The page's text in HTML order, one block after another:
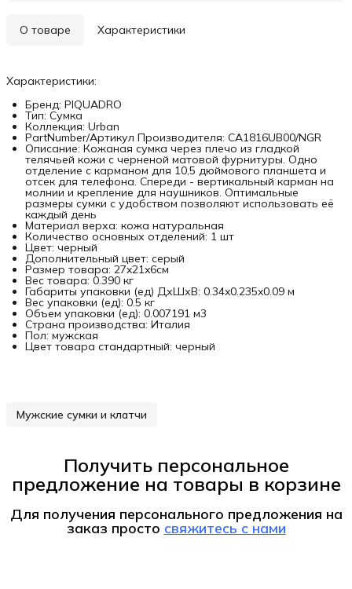
О товаре Характеристики
Характеристики:
Бренд: PIQUADRO
Тип: Сумка
Коллекция: Urban
PartNumber/Артикул Производителя: CA1816UB00/NGR
Описание: Кожаная сумка через плечо из гладкой
телячьей кожи с черненой матовой фурнитуры. Одно
отделение с карманом для 10,5 дюймового планшета и
отсек для телефона. Спереди - вертикальный карман на
молнии и крепление для наушников. Оптимальные
размеры сумки с удобством позволяют использовать её
каждый день
Материал верха: кожа натуральная
Количество основных отделений: 1 шт
Цвет: черный
Дополнительный цвет: серый
Размер товара: 27x21x6см
Вес товара: 0.390 кг
Габариты упаковки (ед) ДхШхВ: 0.34x0.235x0.09 м
Вес упаковки (ед): 0.5 кг
Объем упаковки (ед): 0.007191 м3
Страна производства: Италия
Пол: мужская
Цвет товара стандартный: черный
Мужские сумки и клатчи
Получить персональное
предложение на товары в корзине
Для получения персонального предложения на
заказ просто свяжитесь с нами